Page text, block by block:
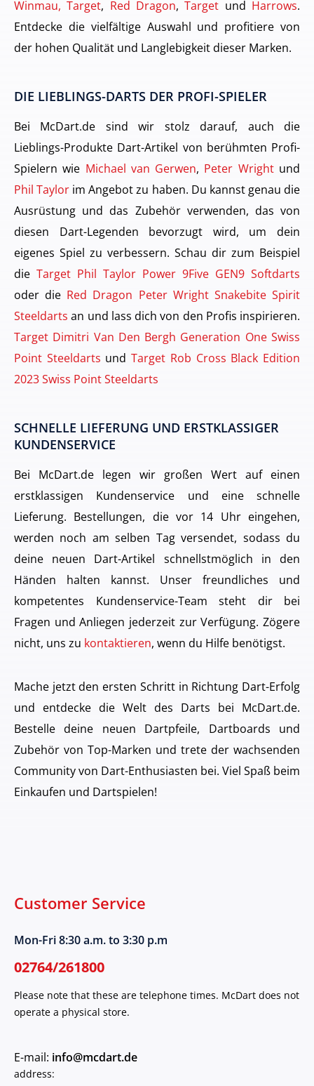
Winmau, Target, Red Dragon,Target und Harrows.
Entdecke die vielfältige Auswahl und profitiere von
der hohen Qualität und Langlebigkeit dieser Marken.
DIE LIEBLINGS-DARTS DER PROFI-SPIELER
Bei McDart.de sind wir stolz darauf, auch die
Lieblings-Produkte Dart-Artikel von berühmten Profi-
Spielern wie Michael van Gerwen, Peter Wrightund
Phil Taylor im Angebot zu haben. Du kannst genau die
Ausrüstung und das Zubehör verwenden, das von
diesen Dart-Legenden bevorzugt wird, um dein
eigenes Spiel zu verbessern. Schau dir zum Beispiel
die Target Phil Taylor Power 9Five GEN9 Softdarts
oder die Red Dragon Peter Wright Snakebite Spirit
Steeldarts an und lass dich von den Profis inspirieren.
Target Dimitri Van Den Bergh Generation One Swiss
Point Steeldarts undTarget Rob Cross Black Edition
2023 Swiss Point Steeldarts
SCHNELLE LIEFERUNG UND ERSTKLASSIGER
KUNDENSERVICE
Bei McDart.de legen wir großen Wert auf einen
erstklassigen Kundenservice und eine schnelle
Lieferung. Bestellungen, die vor 14 Uhr eingehen,
werden noch am selben Tag versendet, sodass du
deine neuen Dart-Artikel schnellstmöglich in den
Händen halten kannst. Unser freundliches und
kompetentes Kundenservice-Team steht dir bei
Fragen und Anliegen jederzeit zur Verfügung. Zögere
nicht, uns zu kontaktieren, wenn du Hilfe benötigst.
Mache jetzt den ersten Schritt in Richtung Dart-Erfolg
und entdecke die Welt des Darts bei McDart.de.
Bestelle deine neuen Dartpfeile, Dartboards und
Zubehör von Top-Marken und trete der wachsenden
Community von Dart-Enthusiasten bei. Viel Spaß beim
Einkaufen und Dartspielen!
Customer Service
Mon-Fri 8:30 a.m. to 3:30 p.m
02764/261800
Please note that these are telephone times. McDart does not
operate a physical store.
E-mail: info@mcdart.de
address: